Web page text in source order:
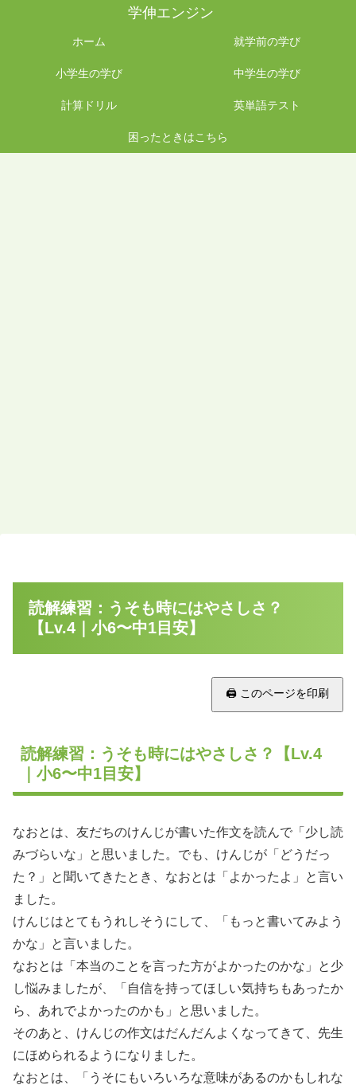
学伸エンジン
ホーム 就学前の学び
小学生の学び 中学生の学び
計算ドリル 英単語テスト
困ったときはこちら
読解練習：うそも時にはやさしさ？
【Lv.4｜小6〜中1目安】
🖨 このページを印刷
読解練習：うそも時にはやさしさ？【Lv.4
｜小6〜中1目安】
なおとは、友だちのけんじが書いた作文を読んで「少し読
みづらいな」と思いました。でも、けんじが「どうだっ
た？」と聞いてきたとき、なおとは「よかったよ」と言い
ました。
けんじはとてもうれしそうにして、「もっと書いてみよう
かな」と言いました。
なおとは「本当のことを言った方がよかったのかな」と少
し悩みましたが、「自信を持ってほしい気持ちもあったか
ら、あれでよかったのかも」と思いました。
そのあと、けんじの作文はだんだんよくなってきて、先生
にほめられるようになりました。
なおとは、「うそにもいろいろな意味があるのかもしれな